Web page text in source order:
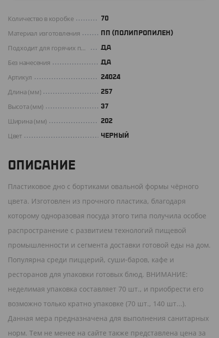
Количество в коробке 70
Материал изготовления ПП (ПОЛИПРОПИЛЕН)
Подходит для горячих продуктов ДА
Без нанесения ДА
Артикул 24024
Длина (мм) 257
Высота (мм) 37
Ширина (мм) 202
Цвет ЧЕРНЫЙ
ОПИСАНИЕ
Пластиковое дно с бортиками овальной формы чёрного
цвета. Изготовлен из прочного пластика, благодаря
которому одноразовая посуда этого типа получила особое
распространение с развитием технологий пищевой
промышленности и сегмента доставки готовой еды на дом.
Популярна среди пиццерий, суши-баров, кафе и
ресторанов для упаковки готовых блюд. ВНИМАНИЕ:
неделимая упаковка составляет 70 шт., и приобрести его
возможно только кратно упаковке (70 шт., 140 шт...).
Данная мера предназначена для выполнения санитарных
норм. Тем не менее на сайте также представлена цена за